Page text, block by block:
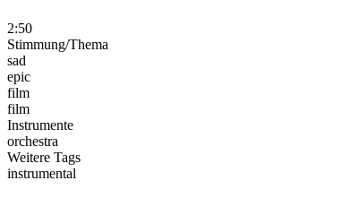
2:50
Stimmung/Thema
sad
epic
film
film
Instrumente
orchestra
Weitere Tags
instrumental